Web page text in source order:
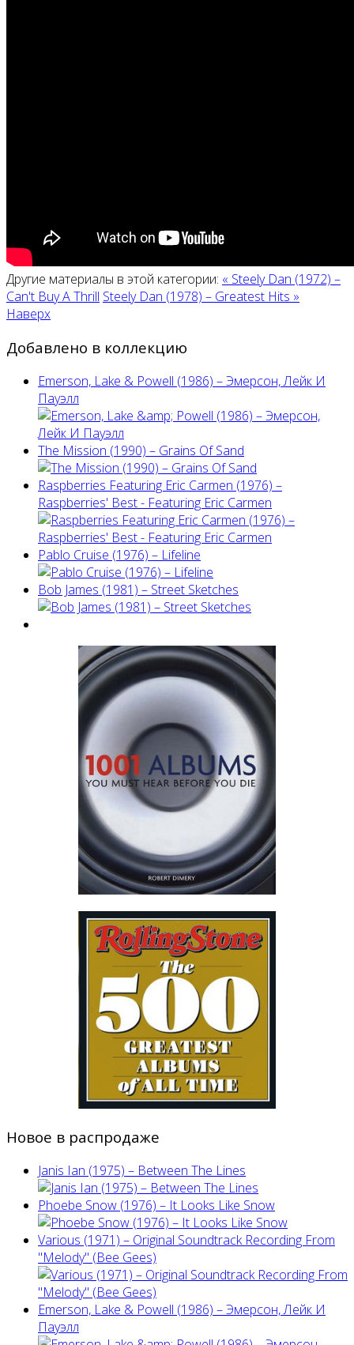
Другие материалы в этой категории: « Steely Dan (1972) ‎–
Can't Buy A Thrill Steely Dan (1978) ‎– Greatest Hits »
Наверх
Добавлено в коллекцию
Emerson, Lake & Powell (1986) ‎– Эмерсон, Лейк И
Пауэлл
The Mission (1990) – Grains Of Sand
Raspberries Featuring Eric Carmen (1976) –
Raspberries' Best - Featuring Eric Carmen
Pablo Cruise (1976) – Lifeline
Bob James (1981) – Street Sketches
Новое в распродаже
Janis Ian (1975) ‎– Between The Lines
Phoebe Snow (1976) – It Looks Like Snow
Various (1971) – Original Soundtrack Recording From
"Melody" (Bee Gees)
Emerson, Lake & Powell (1986) ‎– Эмерсон, Лейк И
Пауэлл